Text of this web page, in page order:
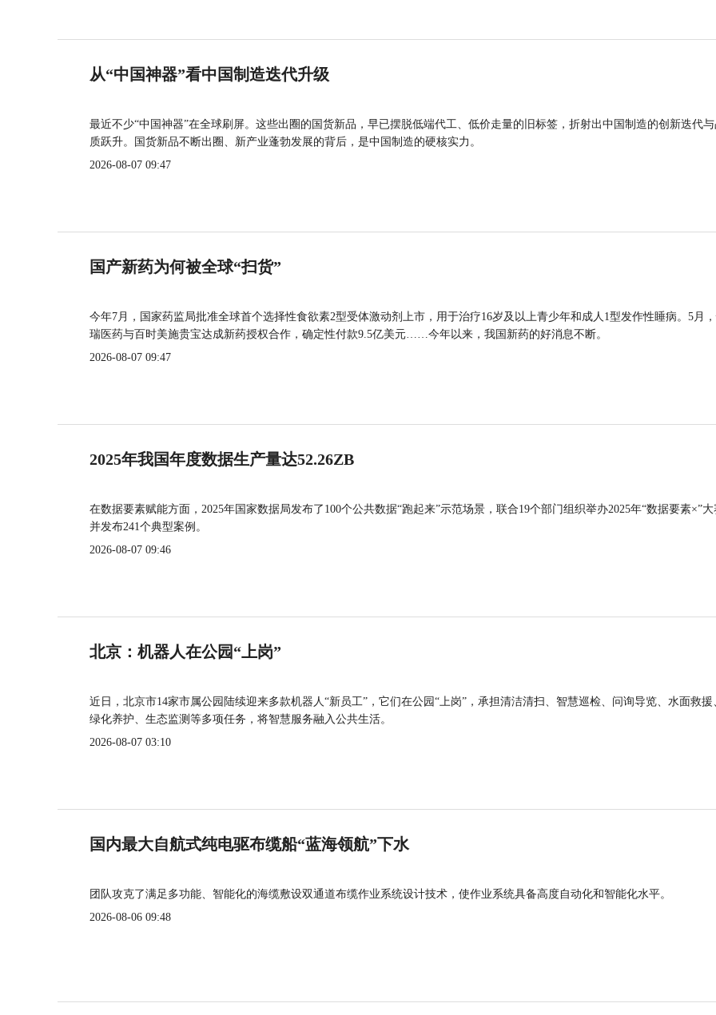
从“中国神器”看中国制造迭代升级
最近不少“中国神器”在全球刷屏。这些出圈的国货新品，早已摆脱低端代工、低价走量的旧标签，折射出中国制造的创新迭代
质跃升。国货新品不断出圈、新产业蓬勃发展的背后，是中国制造的硬核实力。
2026-08-07 09:47
国产新药为何被全球“扫货”
今年7月，国家药监局批准全球首个选择性食欲素2型受体激动剂上市，用于治疗16岁及以上青少年和成人1型发作性睡病。5月
瑞医药与百时美施贵宝达成新药授权合作，确定性付款9.5亿美元……今年以来，我国新药的好消息不断。
2026-08-07 09:47
2025年我国年度数据生产量达52.26ZB
在数据要素赋能方面，2025年国家数据局发布了100个公共数据“跑起来”示范场景，联合19个部门组织举办2025年“数据要素×”大
并发布241个典型案例。
2026-08-07 09:46
北京：机器人在公园“上岗”
近日，北京市14家市属公园陆续迎来多款机器人“新员工”，它们在公园“上岗”，承担清洁清扫、智慧巡检、问询导览、水面救援
绿化养护、生态监测等多项任务，将智慧服务融入公共生活。
2026-08-07 03:10
国内最大自航式纯电驱布缆船“蓝海领航”下水
团队攻克了满足多功能、智能化的海缆敷设双通道布缆作业系统设计技术，使作业系统具备高度自动化和智能化水平。
2026-08-06 09:48